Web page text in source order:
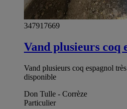
347917669
Vand plusieurs coq
Vand plusieurs coq espagnol
disponible
Don Tulle - Corrèze
Particulier